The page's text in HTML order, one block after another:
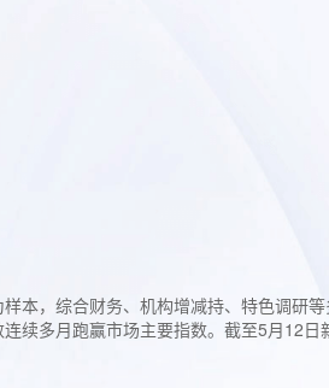
本，综合财务、机构增减持、特色调研
续多月跑赢市场主要指数。截至5月12日